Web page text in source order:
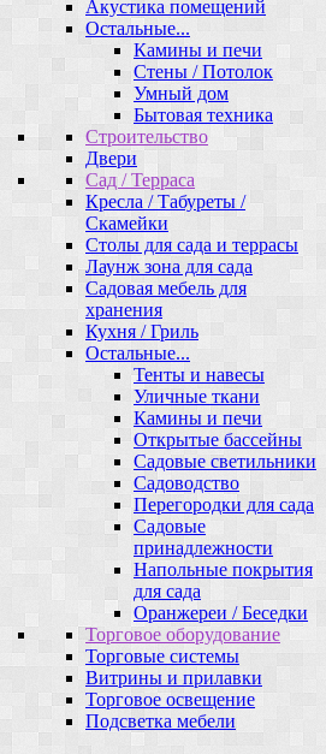
Акустика помещений
Остальные...
Камины и печи
Стены / Потолок
Умный дом
Бытовая техника
Строительство
Двери
Сад / Терраса
Кресла / Табуреты /
Скамейки
Столы для сада и террасы
Лаунж зона для сада
Садовая мебель для
хранения
Кухня / Гриль
Остальные...
Тенты и навесы
Уличные ткани
Камины и печи
Открытые бассейны
Садовые светильники
Садоводство
Перегородки для сада
Садовые
принадлежности
Напольные покрытия
для сада
Оранжереи / Беседки
Торговое оборудование
Торговые системы
Витрины и прилавки
Торговое освещение
Подсветка мебели